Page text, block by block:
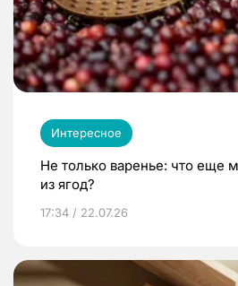
Интересное
Не только варенье: что еще
из ягод?
17:34 / 22.07.26